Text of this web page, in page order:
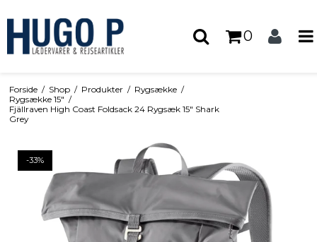
0
Forside / Shop / Produkter / Rygsække /
Rygsække 15" /
Fjällraven High Coast Foldsack 24 Rygsæk 15" Shark
Grey
-33%